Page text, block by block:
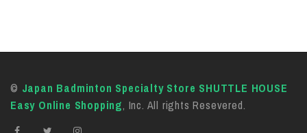
© Japan Badminton Specialty Store SHUTTLE HOUSE
Easy Online Shopping, Inc. All rights Resevered.